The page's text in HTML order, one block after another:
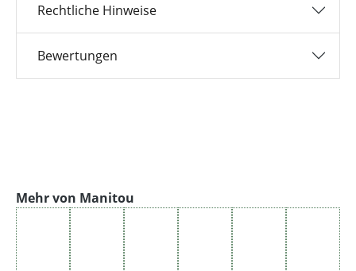
Rechtliche Hinweise
Bewertungen
Produktgalerie überspringen
Mehr von Manitou